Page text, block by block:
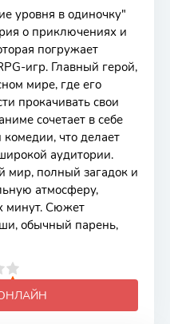
уровня в одиночку"
о приключениях и
погружает
игр. Главный герой,
мире, где его
прокачивать свои
сочетает в себе
что делает
аудитории.
мир, полный загадок и
атмосферу,
минут. Сюжет
обычный парень,